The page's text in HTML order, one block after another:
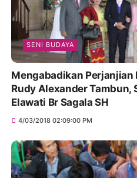
SENI BUDAYA
Mengabadikan
Rudy Alexander Tambun,
Elawati Br Sagala SH
4/03/2018 02:09:00 PM